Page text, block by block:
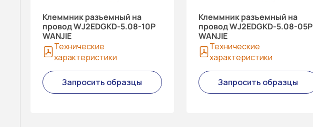
Клеммник разъемный на
провод WJ2EDGKD-5.08-10P
WANJIE
Технические
характеристики
Запросить образцы
Клеммник разъемный на
провод WJ2EDGKD-5.08-05P
WANJIE
Технические
характеристики
Запросить образцы